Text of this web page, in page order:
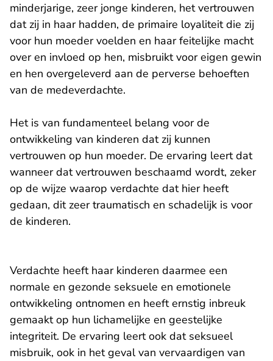
minderjarige, zeer jonge kinderen, het vertrouwen
dat zij in haar hadden, de primaire loyaliteit die zij
voor hun moeder voelden en haar feitelijke macht
over en invloed op hen, misbruikt voor eigen gewin
en hen overgeleverd aan de perverse behoeften
van de medeverdachte.
Het is van fundamenteel belang voor de
ontwikkeling van kinderen dat zij kunnen
vertrouwen op hun moeder. De ervaring leert dat
wanneer dat vertrouwen beschaamd wordt, zeker
op de wijze waarop verdachte dat hier heeft
gedaan, dit zeer traumatisch en schadelijk is voor
de kinderen.
Verdachte heeft haar kinderen daarmee een
normale en gezonde seksuele en emotionele
ontwikkeling ontnomen en heeft ernstig inbreuk
gemaakt op hun lichamelijke en geestelijke
integriteit. De ervaring leert ook dat seksueel
misbruik, ook in het geval van vervaardigen van